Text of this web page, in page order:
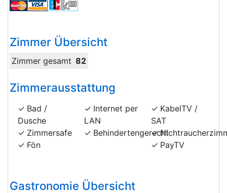
Zimmer Übersicht
Zimmer gesamt 82
Zimmerausstattung
Bad /
Dusche
Zimmersafe
Fön
Internet per
LAN
Behindertengerecht
KabelTV /
SAT
PayTV
Gastronomie Übersicht